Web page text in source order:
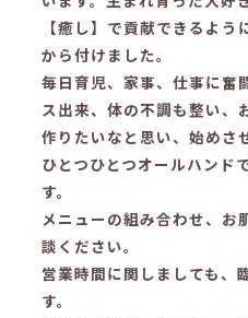
【癒し】で貢献できるよ
から付けました。
毎日育児、家事、仕事に奮
ス出来、体の不調も整い、
作りたいなと思い、始めさ
ひとつひとつオールハンド
す。
メニューの組み合わせ、お
談ください。
営業時間に関しましても、
す。